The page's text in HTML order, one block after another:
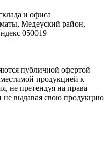
и офиса
Медеуский район,
050019
публичной офертой
продукцией к
не претендуя на права
не выдавая свою продукцию